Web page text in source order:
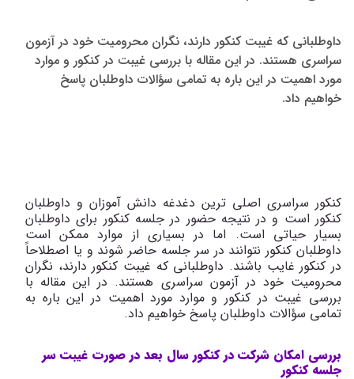
داوطلبانی که غیبت کنکور دارند، نگران محرومیت خود در آزمون
سراسری هستند. در این مقاله با بررسی غیبت در کنکور و موارد
مورد اهمیت در این باره به تمامی سؤالات داوطلبان پاسخ
خواهیم داد.
کنکور سراسری اصلی ترین دغدغه دانش آموزان و داوطلبان
کنکور است و در نتیجه حضور در جلسه کنکور برای داوطلبان
بسیار حیاتی است. اما در بسیاری از موارد ممکن است
داوطلبان کنکور نتوانند در سر جلسه حاضر شوند و یا اصطلاحاً
در کنکور غایب باشند. داوطلبانی که غیبت کنکور دارند، نگران
محرومیت خود در آزمون سراسری هستند. در این مقاله با
بررسی غیبت در کنکور و موارد مورد اهمیت در این باره به
تمامی سؤالات داوطلبان پاسخ خواهیم داد.
بررسی امکان شرکت در کنکور سال بعد در صورت غیبت سر
جلسه کنکور